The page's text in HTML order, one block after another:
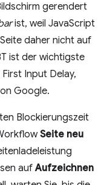
gerendert
ist, weil JavaScript
daher nicht auf
ist der wichtigste
Input Delay,
Google.
Blockierungszeit
Seite neu
aufAufzeichnen